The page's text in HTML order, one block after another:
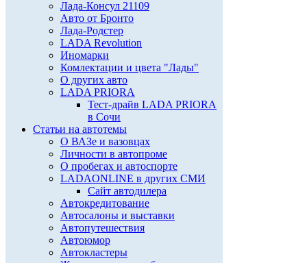
Лада-Консул 21109
Авто от Бронто
Лада-Родстер
LADA Revolution
Иномарки
Комлектации и цвета "Лады"
О других авто
LADA PRIORA
Тест-драйв LADA PRIORA
в Сочи
Статьи на автотемы
О ВАЗе и вазовцах
Личности в автопроме
О пробегах и автоспорте
LADAONLINE в других СМИ
Сайт автодилера
Автокредитование
Автосалоны и выставки
Автопутешествия
Автоюмор
Автокластеры